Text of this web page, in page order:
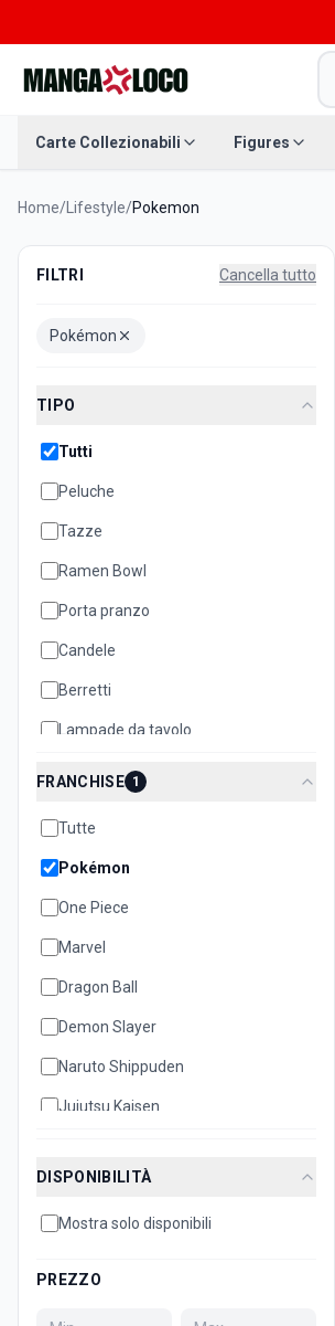
Carte Collezionabili Figures
Home/ Lifestyle/Pokemon
FILTRI Cancella tutto
Pokémon
TIPO
Tutti
Peluche
Tazze
Ramen Bowl
Porta pranzo
Candele
Berretti
Lampade da tavolo
FRANCHISE 1
Tutte
Pokémon
One Piece
Marvel
Dragon Ball
Demon Slayer
Naruto Shippuden
Jujutsu Kaisen
Hello Kitty
Bleach
DISPONIBILITÀ
Mostra solo disponibili
PREZZO